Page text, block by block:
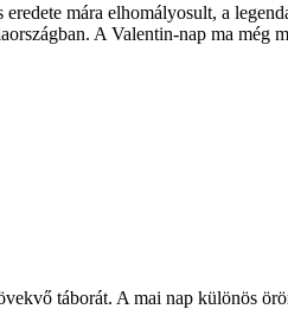
mára elhomályosult, a
A Valentin-nap ma még
táborát. A mai nap különös